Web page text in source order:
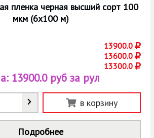
пленка черная высший сорт 100
мкм (6х100 м)
13900.0
13600.0
13300.0
13900.0 руб за рул
в корзину
Подробнее